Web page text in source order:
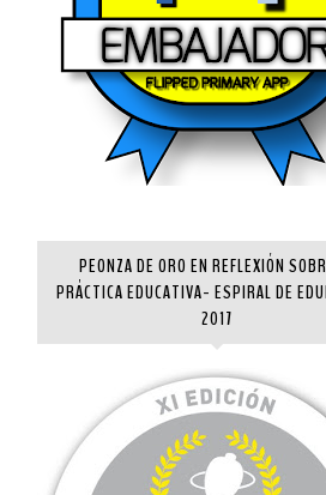
PEONZA DE ORO EN REFLEXIÓN
PRÁCTICA EDUCATIVA- ESPIRAL DE
2017